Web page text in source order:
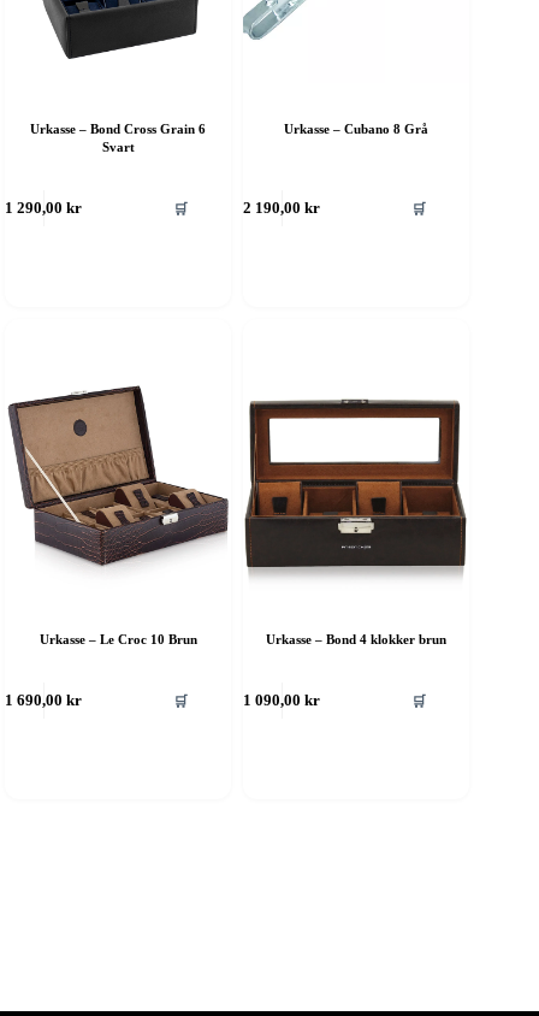
Urkasse – Bond Cross Grain 6
Svart
1 290,00kr 🛒
Urkasse – Cubano 8 Grå
2 190,00kr 🛒
Urkasse – Le Croc 10 Brun
1 690,00kr 🛒
Urkasse – Bond 4 klokker brun
1 090,00kr 🛒